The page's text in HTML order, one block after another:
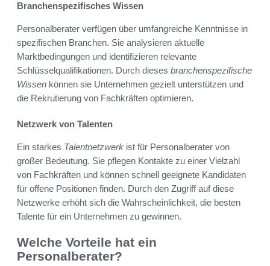
Branchenspezifisches Wissen
Personalberater verfügen über umfangreiche Kenntnisse in
spezifischen Branchen. Sie analysieren aktuelle
Marktbedingungen und identifizieren relevante
Schlüsselqualifikationen. Durch dieses branchenspezifische
Wissen können sie Unternehmen gezielt unterstützen und
die Rekrutierung von Fachkräften optimieren.
Netzwerk von Talenten
Ein starkes Talentnetzwerk ist für Personalberater von
großer Bedeutung. Sie pflegen Kontakte zu einer Vielzahl
von Fachkräften und können schnell geeignete Kandidaten
für offene Positionen finden. Durch den Zugriff auf diese
Netzwerke erhöht sich die Wahrscheinlichkeit, die besten
Talente für ein Unternehmen zu gewinnen.
Welche Vorteile hat ein
Personalberater?